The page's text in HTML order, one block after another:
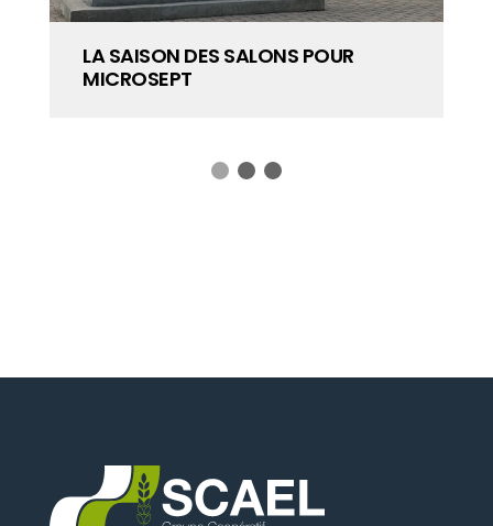
MICROSEPT : 30 ANS D’EXPERTISE EN
MICROBIOLOGIE